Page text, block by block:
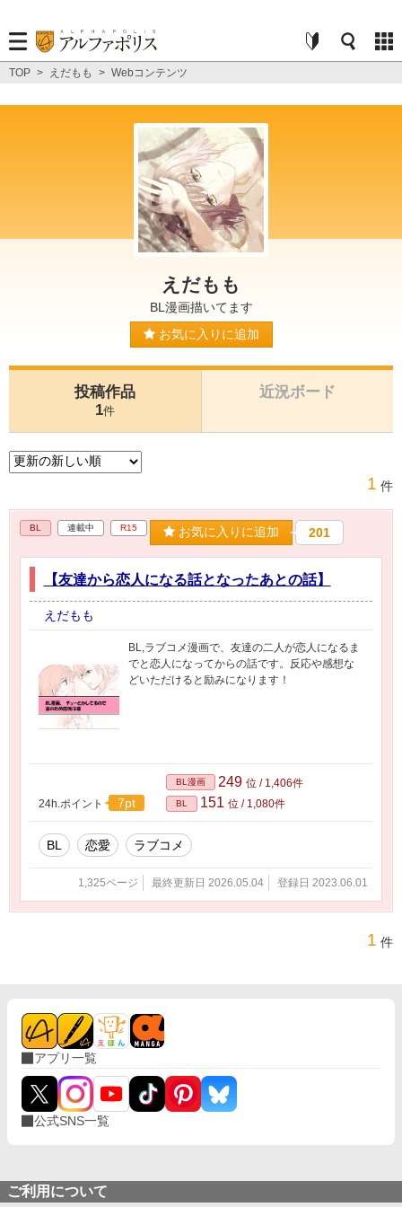
TOP > えだもも > Webコンテンツ
えだもも
BL漫画描いてます
お気に入りに追加
投稿作品
1件
近況ボード
1 件
BL 連載中 R15 お気に入りに追加 201
【友達から恋人になる話となったあとの話】
えだもも
BL,ラブコメ漫画で、友達の二人が恋人になるま
でと恋人になってからの話です。反応や感想な
どいただけると励みになります！
24h.ポイント 7pt
BL漫画 249 位 / 1,406件
BL 151 位 / 1,080件
BL 恋愛 ラブコメ
1,325ページ 最終更新日 2026.05.04 登録日 2023.06.01
1 件
アプリ一覧
公式SNS一覧
ご利用について